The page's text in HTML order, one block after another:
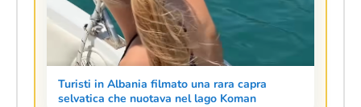
Turisti in Albania filmato una rara capra
selvatica che nuotava nel lago Koman